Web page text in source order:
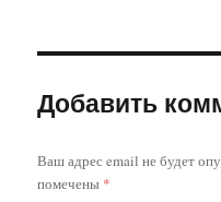
Добавить
Ваш адрес email не будет
помечены *